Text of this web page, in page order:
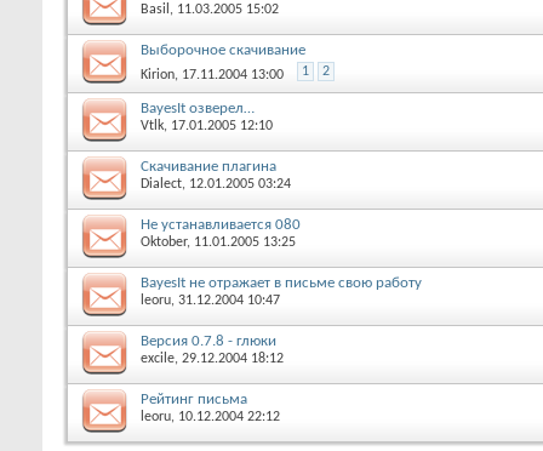
Basil, 11.03.2005 15:02
Выборочное скачивание
Kirion, 17.11.2004 13:00 1 2
BayesIt озверел…
Vtlk, 17.01.2005 12:10
Скачивание плагина
Dialect, 12.01.2005 03:24
Не устанавливается 080
Oktober, 11.01.2005 13:25
BayesIt не отражает в письме свою работу
leoru, 31.12.2004 10:47
Версия 0.7.8 - глюки
excile, 29.12.2004 18:12
Рейтинг письма
leoru, 10.12.2004 22:12